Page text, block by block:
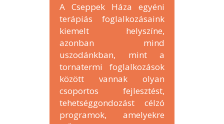
A Cseppek Háza egyéni
terápiás foglalkozásaink
kiemelt helyszíne,
azonban mind
uszodánkban, mint a
tornatermi foglalkozások
között vannak olyan
csoportos fejlesztést,
tehetséggondozást célzó
programok, amelyekre